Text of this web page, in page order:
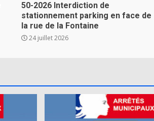
50-2026 Interdiction de
stationnement parking en face de
la rue de la Fontaine
24 juillet 2026